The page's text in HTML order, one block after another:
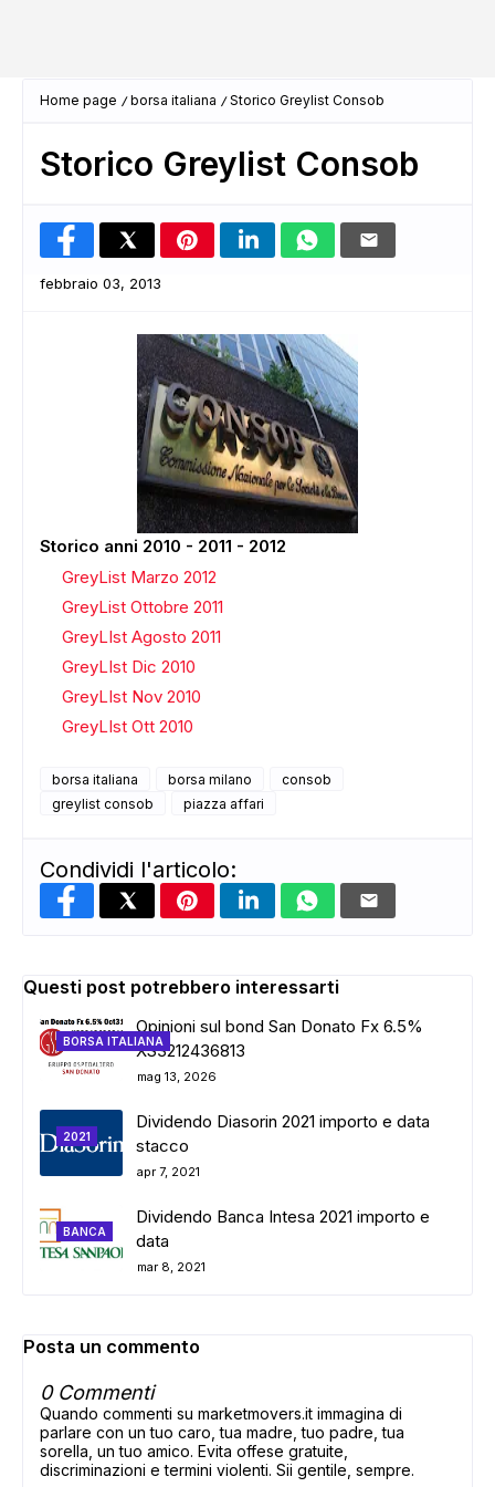
Home page borsa italiana Storico Greylist Consob
Storico Greylist Consob
febbraio 03, 2013
Storico anni 2010 - 2011 - 2012
GreyList Marzo 2012
GreyList Ottobre 2011
GreyLIst Agosto 2011
GreyLIst Dic 2010
GreyLIst Nov 2010
GreyLIst Ott 2010
borsa italiana borsa milano
consob
greylist consob
piazza affari
Condividi l'articolo:
Questi post potrebbero interessarti
BORSA ITALIANA
Opinioni sul bond San Donato Fx 6.5%
XS3212436813
mag 13, 2026
2021
Dividendo Diasorin 2021 importo e data
stacco
apr 7, 2021
BANCA
Dividendo Banca Intesa 2021 importo e
data
mar 8, 2021
Posta un commento
0 Commenti
Quando commenti su marketmovers.it immagina di
parlare con un tuo caro, tua madre, tuo padre, tua
sorella, un tuo amico. Evita offese gratuite,
discriminazioni e termini violenti. Sii gentile, sempre.